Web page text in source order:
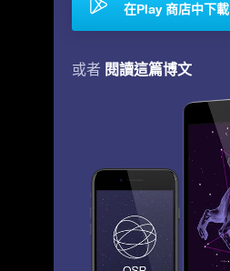
在Play 商店中下載
或者 閱讀這篇博文